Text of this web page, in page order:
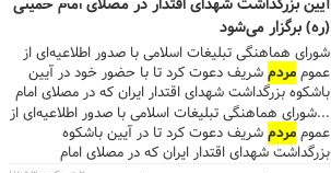
معرفی می‌شود، این کتاب که حاصل گفت وگو با بیش از
۹۰ نفر از حاضران در آن روز تاریخی و منابع مکتوب و
مطبوعاتی آن دوران است، روایتی است از حمله هوایی
رژیم بعث عراق در ۲۵ تیر ۱۳۶۱ به شهر همدان که منجر
به شهادت ۱۲۰ نفر و مجروحیت بیش از ۸۰۰ تن از
شهروندان شد، از این تعداد، ۸۵ شهید و ۵۹۵ مجروح از
نمازگزاران حاضر در ورزشگاه آزادی، محل برگزاری نماز
جمعه بودند. این اثر توسط انتشارات «راه‌یار» منتشر
(ره) برگزار می‌شود
شورای هماهنگی تبلیغات اسلامی با صدور اطلاعیه‌ای از
عموممردمشریف دعوت کرد تا با حضور خود در آیین
باشکوه بزرگداشت شهدای اقتدار ایران که در مصلای امام
خمینی(ره) برگزار می‌شود بار دیگر پیمان خود را با ساحت
نورانی شهیدان تجدید کرده و بر استمرار راه مقاومت و
وفاداری به حقیقت عاشورا گواهی دهند.
...شورای هماهنگی تبلیغات اسلامی با صدور اطلاعیه‌ای از
عموممردمشریف دعوت کرد تا در آیین باشکوه
بزرگداشت شهدای اقتدار ایران که در مصلای امام